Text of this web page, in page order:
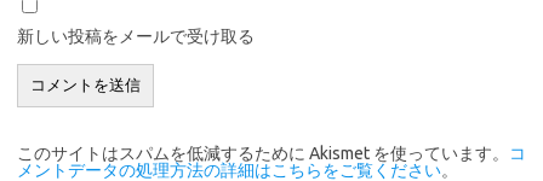
新しい投稿をメールで受け取る
このサイトはスパムを低減するために Akismet を使っています。
コ
メントデータの処理方法の詳細はこちらをご覧ください。